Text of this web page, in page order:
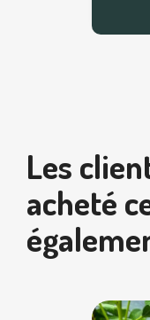
Les
acheté